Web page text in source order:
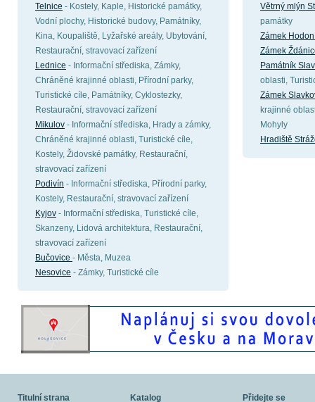
Telnice - Kostely, Kaple, Historické památky,
Vodní plochy, Historické budovy, Památníky,
Kina, Koupaliště, Lyžařské areály, Ubytování,
Restaurační, stravovací zařízení
Lednice - Informační střediska, Zámky,
Chráněné krajinné oblasti, Přírodní parky,
Turistické cíle, Památníky, Cyklostezky,
Restaurační, stravovací zařízení
Mikulov - Informační střediska, Hrady a zámky,
Chráněné krajinné oblasti, Turistické cíle,
Kostely, Židovské památky, Restaurační,
stravovací zařízení
Podivín - Informační střediska, Přírodní parky,
Kostely, Restaurační, stravovací zařízení
Kyjov - Informační střediska, Turistické cíle,
Skanzeny, Lidová architektura, Restaurační,
stravovací zařízení
Bučovice - Města, Muzea
Nesovice - Zámky, Turistické cíle
Větrný mlýn
památky
Zámek
Zámek
Památník
oblasti,
Zámek
krajinné
Mohyly
Hradiště
Titulní strana Katalog Přidejte se